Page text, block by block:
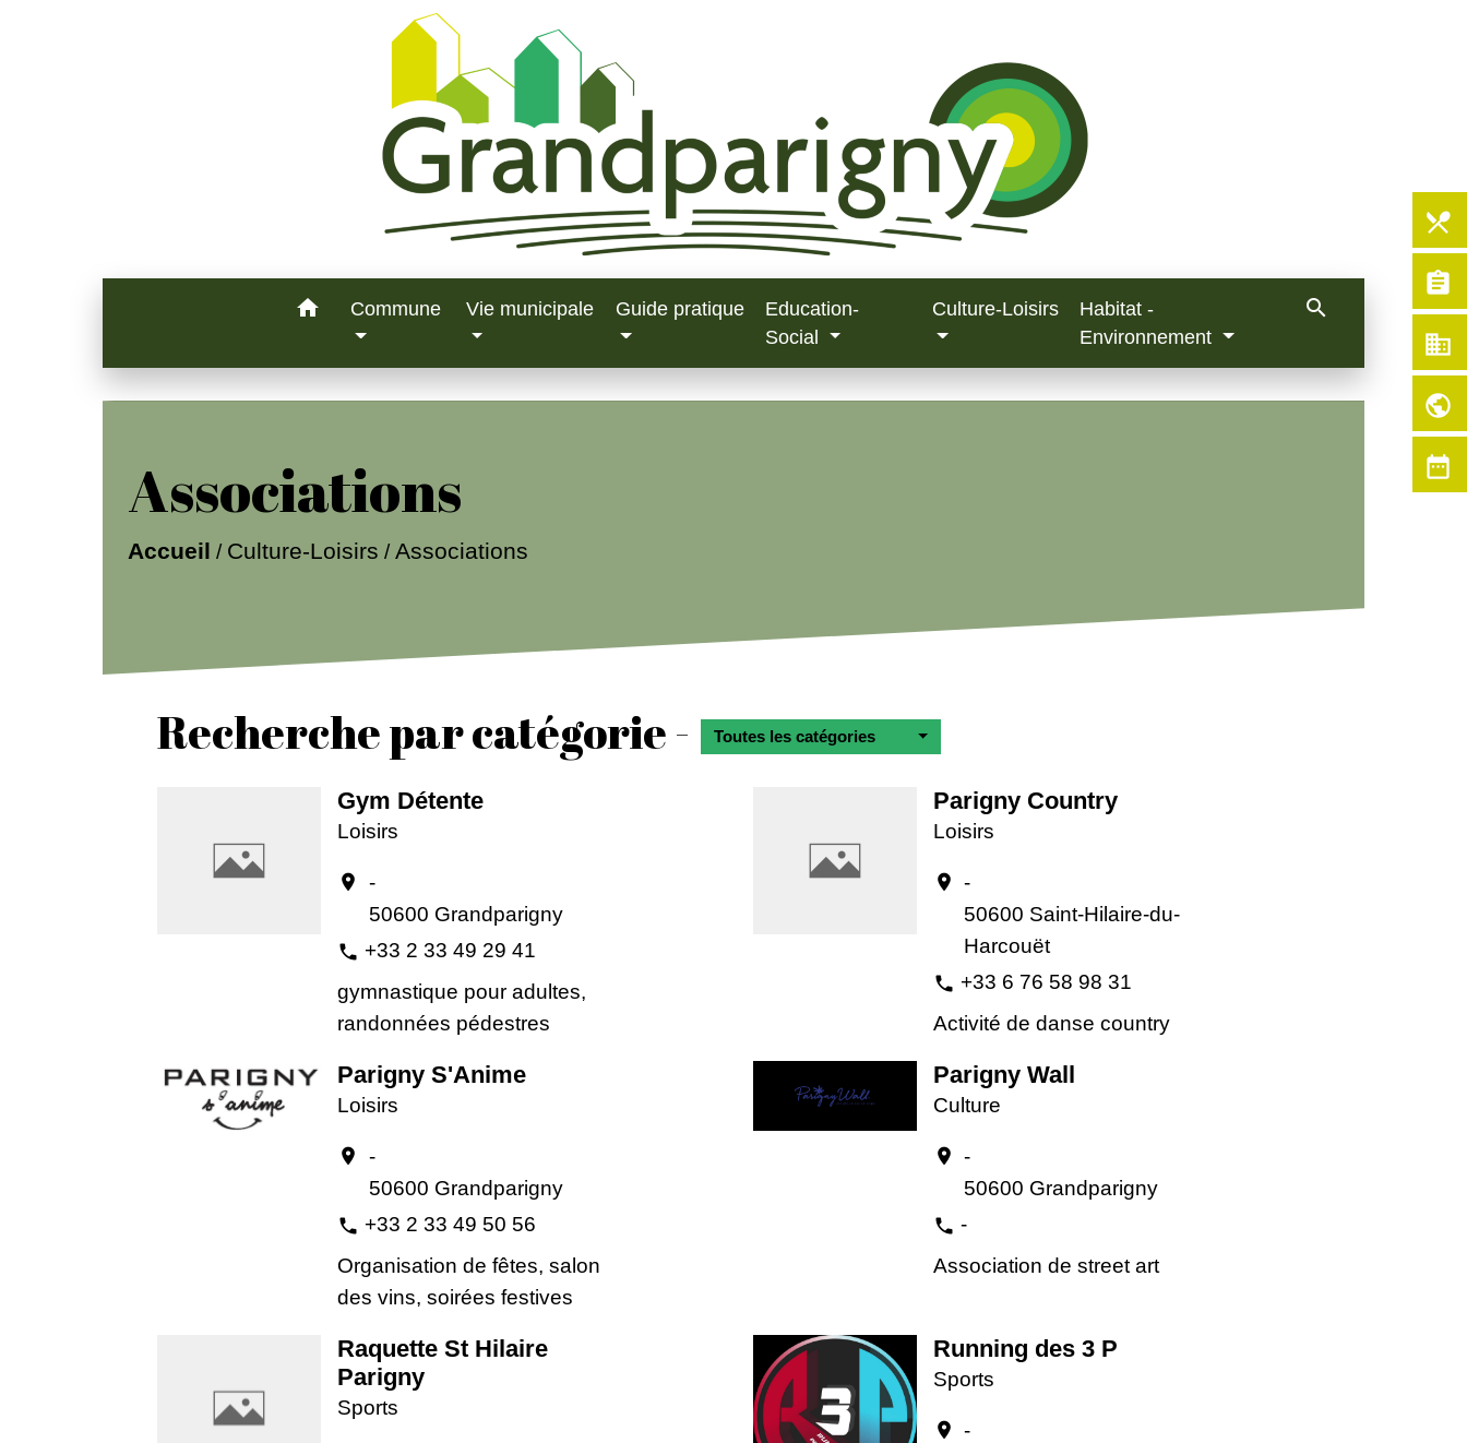
home Commune Vie municipale Guide pratique
Education-
Social
Culture-Loisirs
Habitat -
Environnement
search
Associations
Accueil / Culture-Loisirs / Associations
Recherche par catégorie - Toutes les catégories
Gym Détente
Loisirs
location_on
-
50600 Grandparigny
phone +33 2 33 49 29 41
gymnastique pour adultes,
randonnées pédestres
Parigny Country
Loisirs
location_on
-
50600 Saint-Hilaire-du-
Harcouët
phone +33 6 76 58 98 31
Activité de danse country
Parigny S'Anime
Loisirs
location_on
-
50600 Grandparigny
phone +33 2 33 49 50 56
Organisation de fêtes, salon
des vins, soirées festives
Parigny Wall
Culture
location_on
-
50600 Grandparigny
phone -
Association de street art
Raquette St Hilaire
Parigny
Sports
Running des 3 P
Sports
location_on
-
local_dining
assignment
business
public
date_range